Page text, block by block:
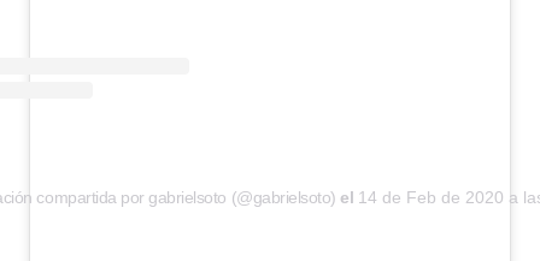
compartida por gabrielsoto (@gabrielsoto) el 14 de Feb de 2020 a